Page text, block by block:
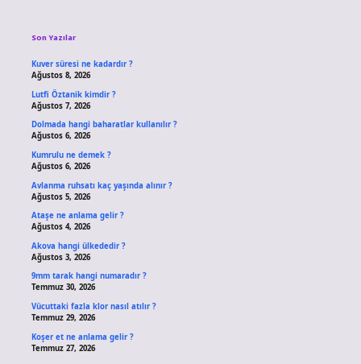
Son Yazılar
Kuver süresi ne kadardır ?
Ağustos 8, 2026
Lutfi Öztanik kimdir ?
Ağustos 7, 2026
Dolmada hangi baharatlar kullanılır ?
Ağustos 6, 2026
Kumrulu ne demek ?
Ağustos 6, 2026
Avlanma ruhsatı kaç yaşında alınır ?
Ağustos 5, 2026
Ataşe ne anlama gelir ?
Ağustos 4, 2026
Akova hangi ülkededir ?
Ağustos 3, 2026
9mm tarak hangi numaradır ?
Temmuz 30, 2026
Vücuttaki fazla klor nasıl atılır ?
Temmuz 29, 2026
Koşer et ne anlama gelir ?
Temmuz 27, 2026